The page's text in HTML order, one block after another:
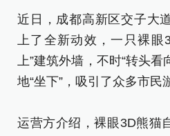
近日，成都高新区交子大
上了全新动效，一只裸眼
上”建筑外墙，不时“转头看
地“坐下”，吸引了众多市民
运营方介绍，裸眼3D熊猫